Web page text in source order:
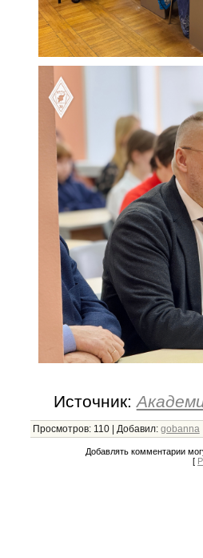
Источник:
Просмотров: 110| Добавил: gobanna
Добавлять комментарии
[